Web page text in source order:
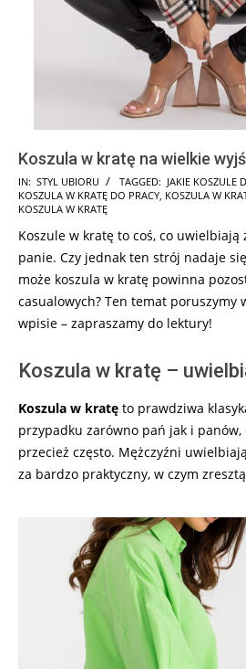
Koszula w kratę na wielkie
2025-
06-
IN: STYL UBIORU TAGGED: JAKIE KOSZULE
KOSZULA W KRATĘ DO PRACY KOSZULA W
KOSZULA W KRATĘ
Koszule w kratę to coś, co
panie. Czy jednak ten strój nadaje
może koszula w kratę powinna
casualowych? Ten temat poruszymy
wpisie – zapraszamy do lektury!
Koszula w kratę –
Koszula w kratę to prawdziwa
przypadku zarówno pań jak i panów,
przecież często. Mężczyźni
za bardzo praktyczny, w czym